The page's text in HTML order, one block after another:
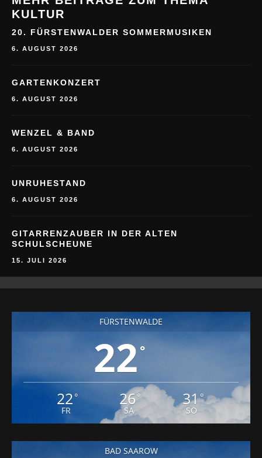
KULTUR
20. FÜRSTENWALDER SOMMERMUSIKEN
6. AUGUST 2026
GARTENKONZERT
6. AUGUST 2026
WENZEL & BAND
6. AUGUST 2026
UNRUHESTAND
6. AUGUST 2026
GITARRENZAUBER IN DER ALTEN
SCHULSCHEUNE
15. JULI 2026
FÜRSTENWALDE
22 °
22 °
FR
26°
SA
31°
SO
BAD SAAROW